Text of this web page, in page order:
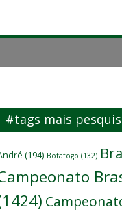
#tags mais
(194) Botafogo (132)